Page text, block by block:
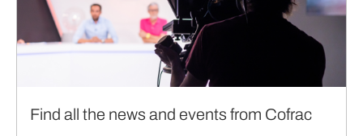
Find all the news and events from Cofrac